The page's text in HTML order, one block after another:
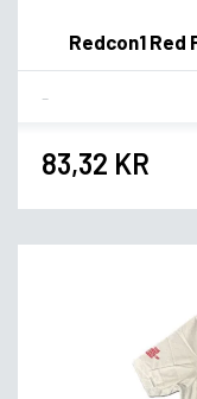
Redcon1
83,32 KR